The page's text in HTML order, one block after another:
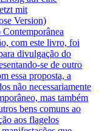
mit
Version)
com este livro, foi
divulgação do
se de outro
essa proposta, a
não necessariamente
mas também
bens comuns ao
aos flagelos